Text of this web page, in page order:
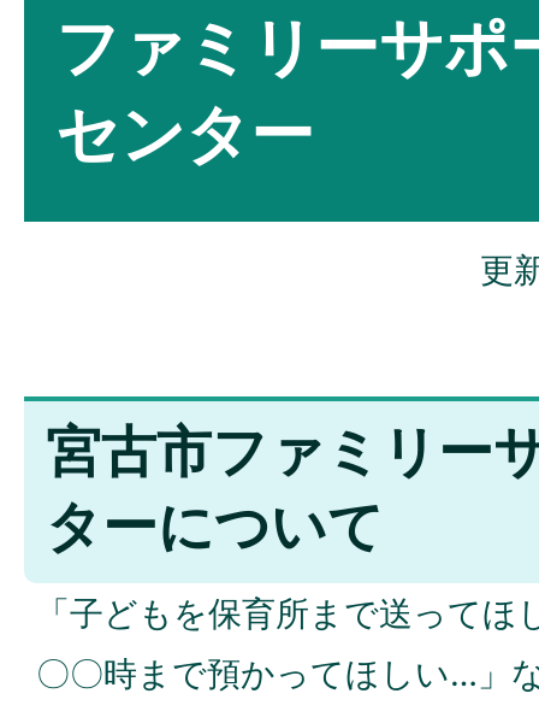
ファミリーサポ
センター
更
宮古市ファミリー
ターについて
「子どもを保育所まで送って
〇〇時まで預かってほしい…」